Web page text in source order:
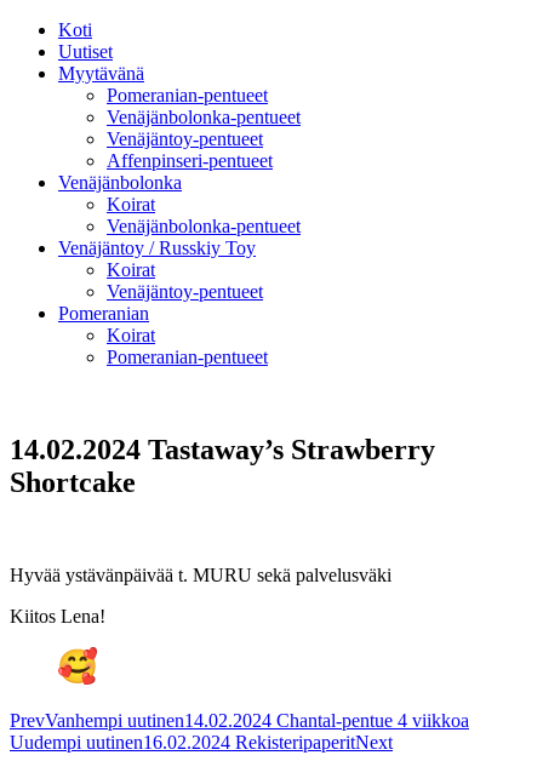
Koti
Uutiset
Myytävänä
Pomeranian-pentueet
Venäjänbolonka-pentueet
Venäjäntoy-pentueet
Affenpinseri-pentueet
Venäjänbolonka
Koirat
Venäjänbolonka-pentueet
Venäjäntoy / Russkiy Toy
Koirat
Venäjäntoy-pentueet
Pomeranian
Koirat
Pomeranian-pentueet
14.02.2024 Tastaway’s Strawberry
Shortcake
Hyvää ystävänpäivää t. MURU sekä palvelusväki
Kiitos Lena!
PrevVanhempi uutinen14.02.2024 Chantal-pentue 4 viikkoa
Uudempi uutinen16.02.2024 RekisteripaperitNext